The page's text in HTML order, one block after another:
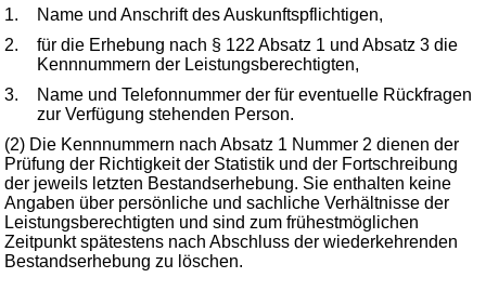
1.
Name und Anschrift des Auskunftspflichtigen,
2.
für die Erhebung nach § 122 Absatz 1 und Absatz 3 die
Kennnummern der Leistungsberechtigten,
3.
Name und Telefonnummer der für eventuelle Rückfragen
zur Verfügung stehenden Person.
(2) Die Kennnummern nach Absatz 1 Nummer 2 dienen der
Prüfung der Richtigkeit der Statistik und der Fortschreibung
der jeweils letzten Bestandserhebung. Sie enthalten keine
Angaben über persönliche und sachliche Verhältnisse der
Leistungsberechtigten und sind zum frühestmöglichen
Zeitpunkt spätestens nach Abschluss der wiederkehrenden
Bestandserhebung zu löschen.